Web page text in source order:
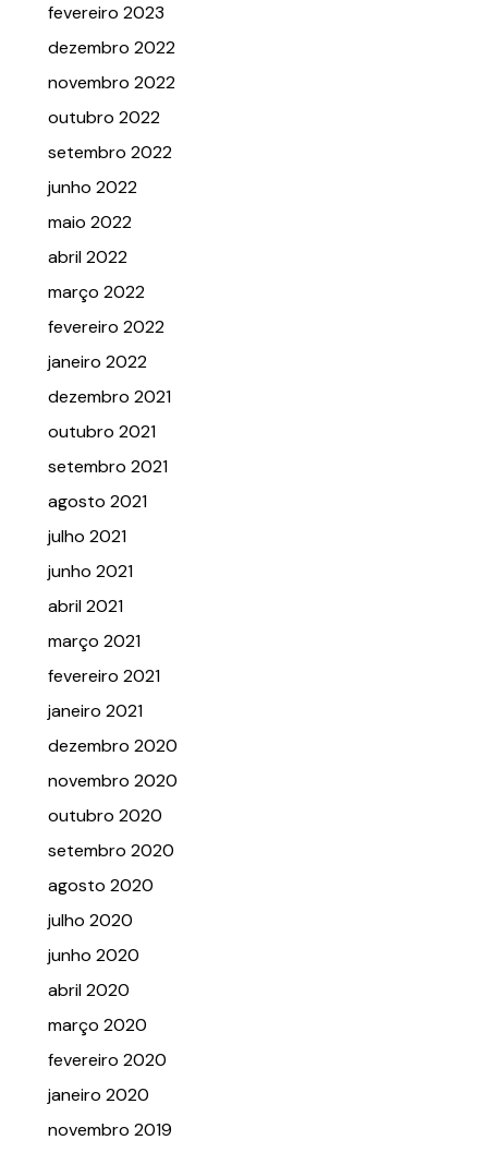
fevereiro 2023
dezembro 2022
novembro 2022
outubro 2022
setembro 2022
junho 2022
maio 2022
abril 2022
março 2022
fevereiro 2022
janeiro 2022
dezembro 2021
outubro 2021
setembro 2021
agosto 2021
julho 2021
junho 2021
abril 2021
março 2021
fevereiro 2021
janeiro 2021
dezembro 2020
novembro 2020
outubro 2020
setembro 2020
agosto 2020
julho 2020
junho 2020
abril 2020
março 2020
fevereiro 2020
janeiro 2020
novembro 2019